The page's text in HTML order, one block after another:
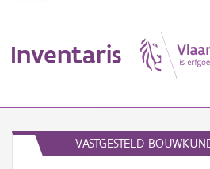
Inventaris
VASTGESTELD